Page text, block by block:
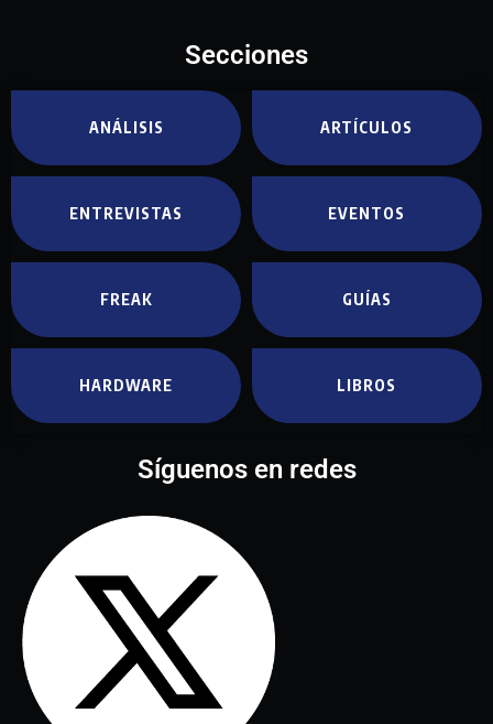
Secciones
ANÁLISIS ARTÍCULOS
ENTREVISTAS EVENTOS
FREAK GUÍAS
HARDWARE LIBROS
Síguenos en redes